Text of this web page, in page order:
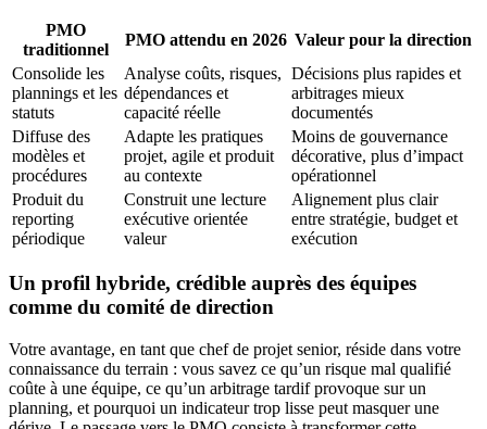
PMO
traditionnel
PMO attendu en 2026 Valeur pour la direction
Consolide les
plannings et les
statuts
Analyse coûts, risques,
dépendances et
capacité réelle
Décisions plus rapides et
arbitrages mieux
documentés
Diffuse des
modèles et
procédures
Adapte les pratiques
projet, agile et produit
au contexte
Moins de gouvernance
décorative, plus d’impact
opérationnel
Produit du
reporting
périodique
Construit une lecture
exécutive orientée
valeur
Alignement plus clair
entre stratégie, budget et
exécution
Un profil hybride, crédible auprès des équipes
comme du comité de direction
Votre avantage, en tant que chef de projet senior, réside dans votre
connaissance du terrain : vous savez ce qu’un risque mal qualifié
coûte à une équipe, ce qu’un arbitrage tardif provoque sur un
planning, et pourquoi un indicateur trop lisse peut masquer une